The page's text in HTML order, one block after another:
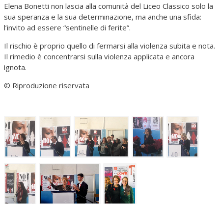
Elena Bonetti non lascia alla comunità del Liceo Classico solo la
sua speranza e la sua determinazione, ma anche una sfida:
l’invito ad essere “sentinelle di ferite”.
Il rischio è proprio quello di fermarsi alla violenza subita e nota.
Il rimedio è concentrarsi sulla violenza applicata e ancora
ignota.
© Riproduzione riservata